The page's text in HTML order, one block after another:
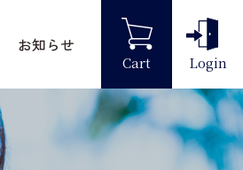
お知らせ
Cart Login